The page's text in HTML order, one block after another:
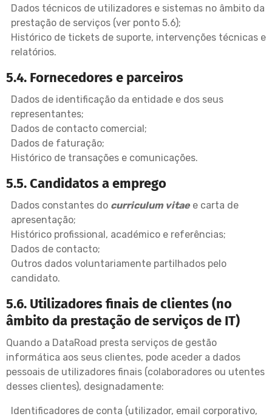
Dados técnicos de utilizadores e sistemas no âmbito da
prestação de serviços (ver ponto 5.6);
Histórico de tickets de suporte, intervenções técnicas e
relatórios.
5.4. Fornecedores e parceiros
Dados de identificação da entidade e dos seus
representantes;
Dados de contacto comercial;
Dados de faturação;
Histórico de transações e comunicações.
5.5. Candidatos a emprego
Dados constantes do curriculum vitae e carta de
apresentação;
Histórico profissional, académico e referências;
Dados de contacto;
Outros dados voluntariamente partilhados pelo
candidato.
5.6. Utilizadores finais de clientes (no
âmbito da prestação de serviços de IT)
Quando a DataRoad presta serviços de gestão
informática aos seus clientes, pode aceder a dados
pessoais de utilizadores finais (colaboradores ou utentes
desses clientes), designadamente:
Identificadores de conta (utilizador, email corporativo,